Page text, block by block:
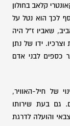
קלאב בחולון
לכך הוא נטל על
שאביו ז"ל היה
ידו של נתן
כספים לבני אדם
של חיל-האוויר,
גם בעת שירותו
והועלה לדרגת